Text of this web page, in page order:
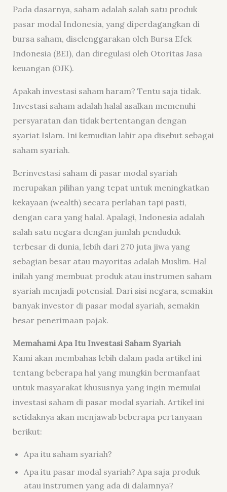
Pada dasarnya, saham adalah salah satu produk
pasar modal Indonesia, yang diperdagangkan di
bursa saham, diselenggarakan oleh Bursa Efek
Indonesia (BEI), dan diregulasi oleh Otoritas Jasa
keuangan (OJK).
Apakah investasi saham haram? Tentu saja tidak.
Investasi saham adalah halal asalkan memenuhi
persyaratan dan tidak bertentangan dengan
syariat Islam. Ini kemudian lahir apa disebut sebagai
saham syariah.
Berinvestasi saham di pasar modal syariah
merupakan pilihan yang tepat untuk meningkatkan
kekayaan (wealth) secara perlahan tapi pasti,
dengan cara yang halal. Apalagi, Indonesia adalah
salah satu negara dengan jumlah penduduk
terbesar di dunia, lebih dari 270 juta jiwa yang
sebagian besar atau mayoritas adalah Muslim. Hal
inilah yang membuat produk atau instrumen saham
syariah menjadi potensial. Dari sisi negara, semakin
banyak investor di pasar modal syariah, semakin
besar penerimaan pajak.
Memahami Apa Itu Investasi Saham Syariah
Kami akan membahas lebih dalam pada artikel ini
tentang beberapa hal yang mungkin bermanfaat
untuk masyarakat khususnya yang ingin memulai
investasi saham di pasar modal syariah. Artikel ini
setidaknya akan menjawab beberapa pertanyaan
berikut:
Apa itu saham syariah?
Apa itu pasar modal syariah? Apa saja produk
atau instrumen yang ada di dalamnya?